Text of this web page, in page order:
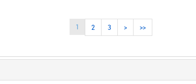
1 2 3 > >>